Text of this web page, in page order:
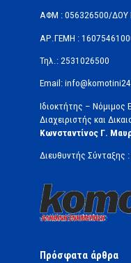
ΑΦΜ : 056326500/ΔOΥ
ΑΡ.ΓΕΜΗ :
Τηλ.: 2531026500
Email:
Ιδιοκτήτης –
Διαχειριστής και
Κωνσταντίνος Γ.
Διευθυντής Σύνταξης :
Πρόσφατα άρθρα